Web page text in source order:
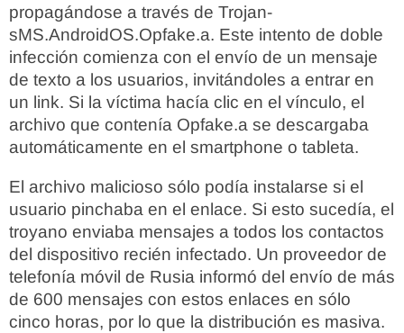
propagándose a través de Trojan-
sMS.AndroidOS.Opfake.a. Este intento de doble
infección comienza con el envío de un mensaje
de texto a los usuarios, invitándoles a entrar en
un link. Si la víctima hacía clic en el vínculo, el
archivo que contenía Opfake.a se descargaba
automáticamente en el smartphone o tableta.
El archivo malicioso sólo podía instalarse si el
usuario pinchaba en el enlace. Si esto sucedía, el
troyano enviaba mensajes a todos los contactos
del dispositivo recién infectado. Un proveedor de
telefonía móvil de Rusia informó del envío de más
de 600 mensajes con estos enlaces en sólo
cinco horas, por lo que la distribución es masiva.